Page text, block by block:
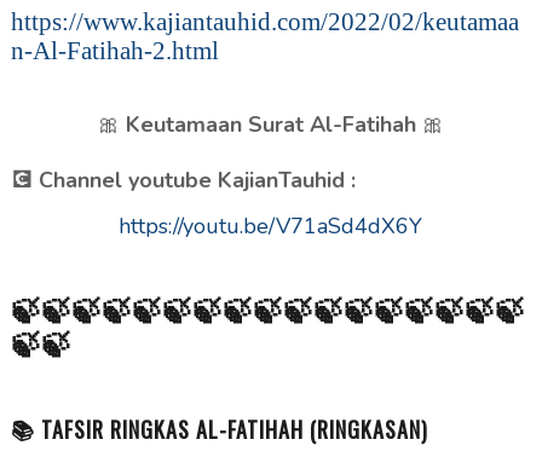
https://www.kajiantauhid.com/2022/02/keutamaa
n-Al-Fatihah-2.html
🎀 Keutamaan Surat Al-Fatihah🎀
💽 Channel youtube KajianTauhid :
https://youtu.be/V71aSd4dX6Y
🍃🍃🍃🍃🍃🍃🍃🍃🍃🍃🍃🍃🍃🍃🍃🍃🍃
🍃🍃
📚 TAFSIR RINGKAS AL-FATIHAH (RINGKASAN)